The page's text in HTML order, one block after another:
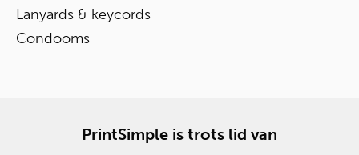
Lanyards & keycords
Condooms
PrintSimple is trots lid van